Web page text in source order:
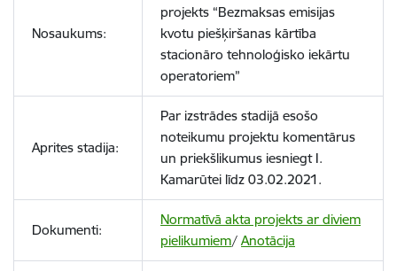
Nosaukums:
projekts “Bezmaksas emisijas
kvotu piešķiršanas kārtība
stacionāro tehnoloģisko iekārtu
operatoriem”
Aprites stadija:
Par izstrādes stadijā esošo
noteikumu projektu komentārus
un priekšlikumus iesniegt I.
Kamarūtei līdz 03.02.2021.
Dokumenti:
Normatīvā akta projekts ar diviem
pielikumiem/ Anotācija